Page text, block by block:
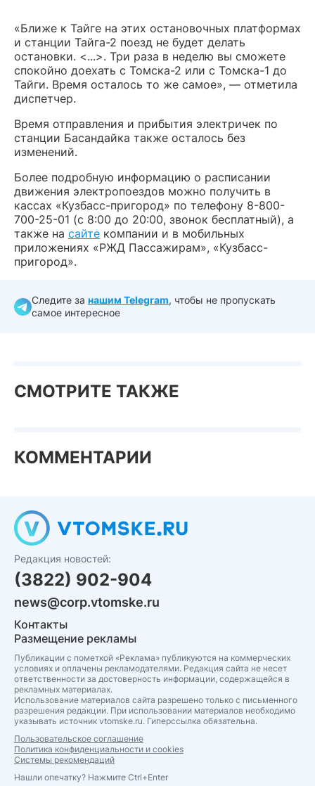
«Ближе к Тайге на этих остановочных платформах
и станции Тайга-2 поезд не будет делать
остановки. <...>. Три раза в неделю вы сможете
спокойно доехать с Томска-2 или с Томска-1 до
Тайги. Время осталось то же самое», — отметила
диспетчер.
Время отправления и прибытия электричек по
станции Басандайка также осталось без
изменений.
Более подробную информацию о расписании
движения электропоездов можно получить в
кассах «Кузбасс-пригород» по телефону 8-800-
700-25-01 (с 8:00 до 20:00, звонок бесплатный), а
также на сайте компании и в мобильных
приложениях «РЖД Пассажирам», «Кузбасс-
пригород».
Следите за нашим Telegram, чтобы не пропускать
самое интересное
СМОТРИТЕ ТАКЖЕ
КОММЕНТАРИИ
Редакция новостей:
(3822) 902-904
news@corp.vtomske.ru
Контакты
Размещение рекламы
Публикации с пометкой «Реклама» публикуются на коммерческих
условиях и оплачены рекламодателями. Редакция сайта не несет
ответственности за достоверность информации, содержащейся в
рекламных материалах.
Использование материалов сайта разрешено только с письменного
разрешения редакции. При использовании материалов необходимо
указывать источник vtomske.ru. Гиперссылка обязательна.
Пользовательское соглашение
Политика конфиденциальности и cookies
Системы рекомендаций
Нашли опечатку? Нажмите Ctrl+Enter